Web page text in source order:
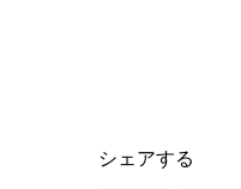
シェアする